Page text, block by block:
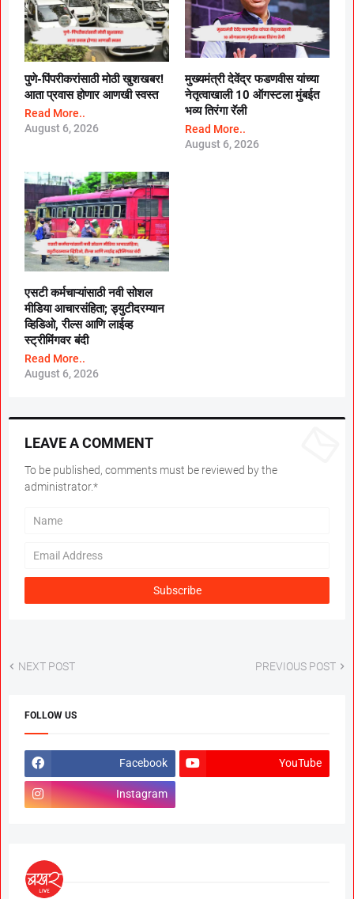
पुणे-पिंपरीकरांसाठी मोठी खुशखबर!
आता प्रवास होणार आणखी स्वस्त
Read More..
August 6, 2026
मुख्यमंत्री देवेंद्र फडणवीस यांच्या
नेतृत्वाखाली 10 ऑगस्टला मुंबईत
भव्य तिरंगा रॅली
Read More..
August 6, 2026
एसटी कर्मचाऱ्यांसाठी नवी सोशल
मीडिया आचारसंहिता; ड्युटीदरम्यान
व्हिडिओ, रील्स आणि लाईव्ह
स्ट्रीमिंगवर बंदी
Read More..
August 6, 2026
LEAVE A COMMENT
To be published, comments must be reviewed by the
administrator.*
NEXT POST PREVIOUS POST
FOLLOW US
Facebook YouTube
Instagram